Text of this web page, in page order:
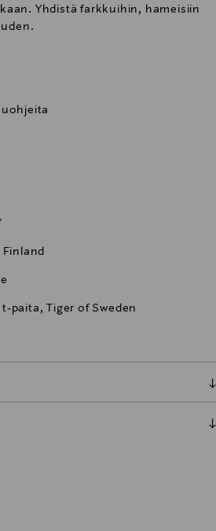
Yhdistä farkkuihin, hameisiin
paita, Tiger of Sweden